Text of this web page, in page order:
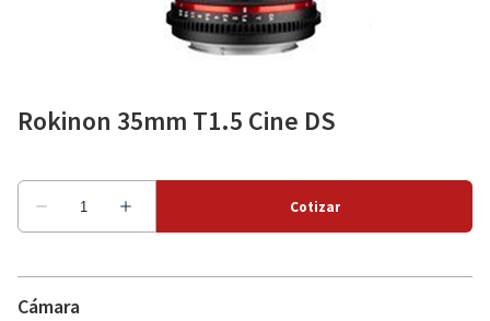
Como alquilar
Rokinon 35mm T1.5 Cine DS
Cámara